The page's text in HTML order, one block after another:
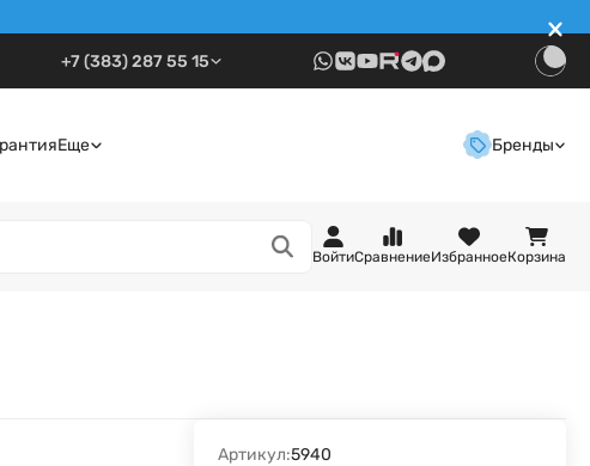
+7 (383) 287 55 15
Еще Бренды
ВойтиСравнениеИзбранноеКорзина
Артикул:5940